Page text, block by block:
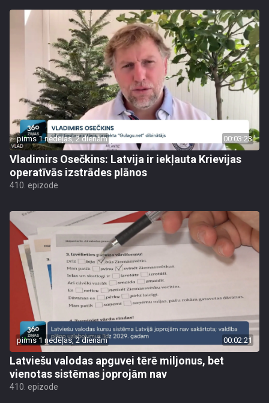
pirms 1 nedēļas, 2 dienām 00:03:23
Vladimirs Osečkins: Latvija ir iekļauta Krievijas
operatīvās izstrādes plānos
410. epizode
pirms 1 nedēļas, 2 dienām 00:02:21
Latviešu valodas apguvei tērē miljonus, bet
vienotas sistēmas joprojām nav
410. epizode